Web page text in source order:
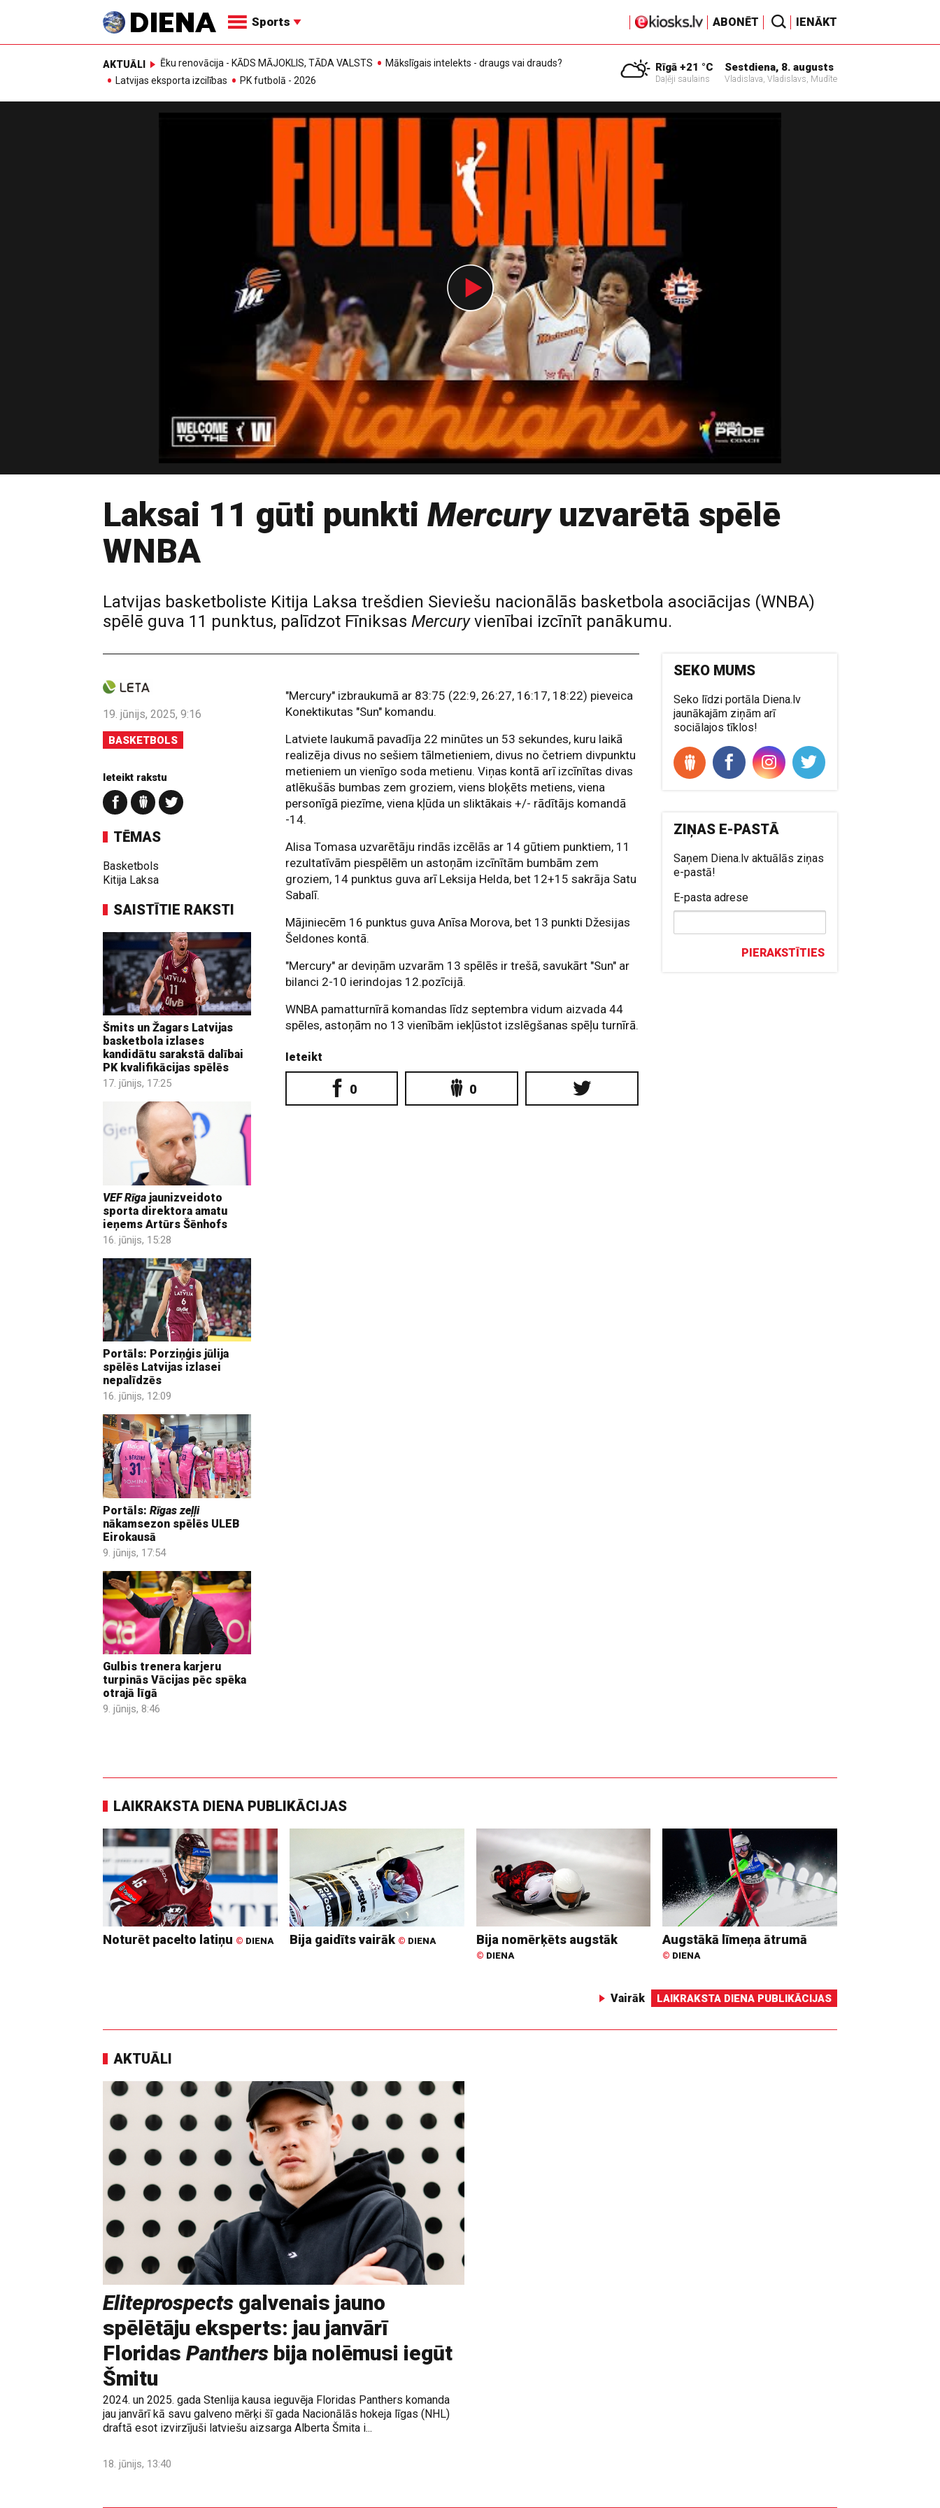
Sports ABONĒT IENĀKT
AKTUĀLI Ēku renovācija - KĀDS MĀJOKLIS, TĀDA VALSTS
Mākslīgais intelekts - draugs vai drauds?
Latvijas eksporta izcilības
PK futbolā - 2026
Rīgā +21 °C
Daļēji saulains
Sestdiena, 8. augusts
Vladislava, Vladislavs, Mudīte
Laksai 11 gūti punkti Mercuryuzvarētā spēlē
WNBA
Latvijas basketboliste Kitija Laksa trešdien Sieviešu nacionālās basketbola asociācijas (WNBA)
spēlē guva 11 punktus, palīdzot Fīniksas Mercuryvienībai izcīnīt panākumu.
19. jūnijs, 2025, 9:16
BASKETBOLS
Ieteikt rakstu
TĒMAS
Basketbols
Kitija Laksa
SAISTĪTIE RAKSTI
Šmits un Žagars Latvijas
basketbola izlases
kandidātu sarakstā dalībai
PK kvalifikācijas spēlēs
17. jūnijs, 17:25
VEF Rīga jaunizveidoto
sporta direktora amatu
ieņems Artūrs Šēnhofs
16. jūnijs, 15:28
Portāls: Porziņģis jūlija
spēlēs Latvijas izlasei
nepalīdzēs
16. jūnijs, 12:09
Portāls: Rīgas zeļļi
nākamsezon spēlēs ULEB
Eirokausā
9. jūnijs, 17:54
Gulbis trenera karjeru
turpinās Vācijas pēc spēka
otrajā līgā
9. jūnijs, 8:46
"Mercury" izbraukumā ar 83:75 (22:9, 26:27, 16:17, 18:22) pieveica
Konektikutas "Sun" komandu.
Latviete laukumā pavadīja 22 minūtes un 53 sekundes, kuru laikā
realizēja divus no sešiem tālmetieniem, divus no četriem divpunktu
metieniem un vienīgo soda metienu. Viņas kontā arī izcīnītas divas
atlēkušās bumbas zem groziem, viens bloķēts metiens, viena
personīgā piezīme, viena kļūda un sliktākais +/- rādītājs komandā
-14.
Alisa Tomasa uzvarētāju rindās izcēlās ar 14 gūtiem punktiem, 11
rezultatīvām piespēlēm un astoņām izcīnītām bumbām zem
groziem, 14 punktus guva arī Leksija Helda, bet 12+15 sakrāja Satu
Sabalī.
Mājiniecēm 16 punktus guva Anīsa Morova, bet 13 punkti Džesijas
Šeldones kontā.
"Mercury" ar deviņām uzvarām 13 spēlēs ir trešā, savukārt "Sun" ar
bilanci 2-10 ierindojas 12.pozīcijā.
WNBA pamatturnīrā komandas līdz septembra vidum aizvada 44
spēles, astoņām no 13 vienībām iekļūstot izslēgšanas spēļu turnīrā.
Ieteikt
0 0
SEKO MUMS
Seko līdzi portāla Diena.lv
jaunākajām ziņām arī
sociālajos tīklos!
ZIŅAS E-PASTĀ
Saņem Diena.lv aktuālās ziņas
e-pastā!
E-pasta adrese
PIERAKSTĪTIES
LAIKRAKSTA DIENA PUBLIKĀCIJAS
Noturēt pacelto latiņu © DIENA Bija gaidīts vairāk © DIENA Bija nomērķēts augstāk
© DIENA
Augstākā līmeņa ātrumā
© DIENA
Vairāk LAIKRAKSTA DIENA PUBLIKĀCIJAS
AKTUĀLI
Eliteprospects galvenais jauno
spēlētāju eksperts: jau janvārī
Floridas Panthers bija nolēmusi iegūt
Šmitu
2024. un 2025. gada Stenlija kausa ieguvēja Floridas Panthers komanda
jau janvārī kā savu galveno mērķi šī gada Nacionālās hokeja līgas (NHL)
draftā esot izvirzījuši latviešu aizsarga Alberta Šmita i...
18. jūnijs, 13:40